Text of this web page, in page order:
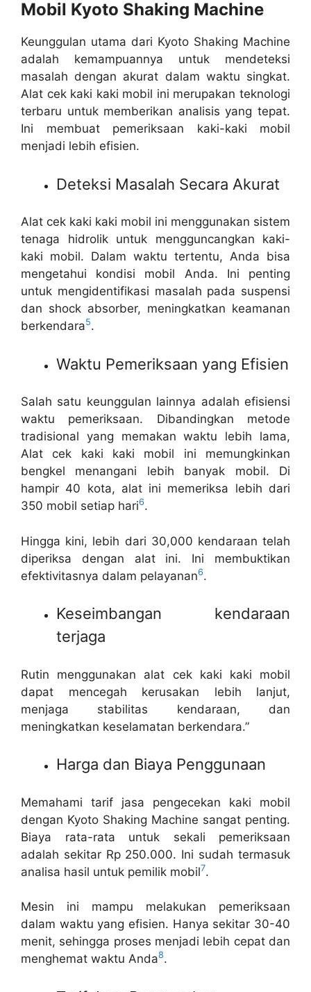
Mobil Kyoto Shaking Machine
Keunggulan utama dari Kyoto Shaking Machine
adalah kemampuannya untuk mendeteksi
masalah dengan akurat dalam waktu singkat.
Alat cek kaki kaki mobil ini merupakan teknologi
terbaru untuk memberikan analisis yang tepat.
Ini membuat pemeriksaan kaki-kaki mobil
menjadi lebih efisien.
Deteksi Masalah Secara Akurat
Alat cek kaki kaki mobil ini menggunakan sistem
tenaga hidrolik untuk mengguncangkan kaki-
kaki mobil. Dalam waktu tertentu, Anda bisa
mengetahui kondisi mobil Anda. Ini penting
untuk mengidentifikasi masalah pada suspensi
dan shock absorber, meningkatkan keamanan
berkendara5.
Waktu Pemeriksaan yang Efisien
Salah satu keunggulan lainnya adalah efisiensi
waktu pemeriksaan. Dibandingkan metode
tradisional yang memakan waktu lebih lama,
Alat cek kaki kaki mobil ini memungkinkan
bengkel menangani lebih banyak mobil. Di
hampir 40 kota, alat ini memeriksa lebih dari
350 mobil setiap hari6.
Hingga kini, lebih dari 30,000 kendaraan telah
diperiksa dengan alat ini. Ini membuktikan
efektivitasnya dalam pelayanan6.
Keseimbangan kendaraan
terjaga
Rutin menggunakan alat cek kaki kaki mobil
dapat mencegah kerusakan lebih lanjut,
menjaga stabilitas kendaraan, dan
meningkatkan keselamatan berkendara.”
Harga dan Biaya Penggunaan
Memahami tarif jasa pengecekan kaki mobil
dengan Kyoto Shaking Machine sangat penting.
Biaya rata-rata untuk sekali pemeriksaan
adalah sekitar Rp 250.000. Ini sudah termasuk
analisa hasil untuk pemilik mobil7.
Mesin ini mampu melakukan pemeriksaan
dalam waktu yang efisien. Hanya sekitar 30-40
menit, sehingga proses menjadi lebih cepat dan
menghemat waktu Anda8.